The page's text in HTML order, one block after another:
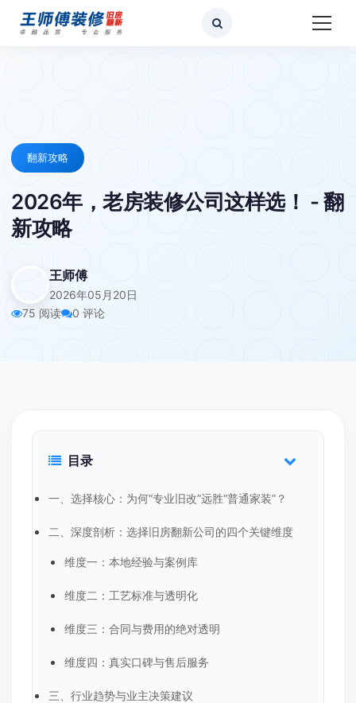
翻新攻略
2026年，老房装修公司这样选！ - 翻
新攻略
王师傅
2026年05月20日
75 阅读
0 评论
目录
一、选择核心：为何“专业旧改”远胜“普通家装”？
二、深度剖析：选择旧房翻新公司的四个关键维度
维度一：本地经验与案例库
维度二：工艺标准与透明化
维度三：合同与费用的绝对透明
维度四：真实口碑与售后服务
三、行业趋势与业主决策建议